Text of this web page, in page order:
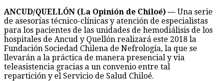
ANCUD/QUELLÓN (La Opinión de Chiloé) — Una serie
de asesorías técnico-clínicas y atención de especialistas
para los pacientes de las unidades de hemodiálisis de los
hospitales de Ancud y Quellón realizará este 2018 la
Fundación Sociedad Chilena de Nefrología, la que se
llevarán a la práctica de manera presencial y vía
teleasistencia gracias a un convenio entre tal
repartición y el Servicio de Salud Chiloé.